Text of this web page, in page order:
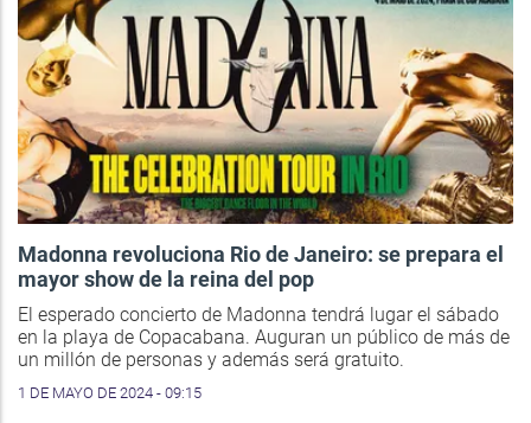
Madonna revoluciona Rio de Janeiro: se prepara el
mayor show de la reina del pop
El esperado concierto de Madonna tendrá lugar el sábado
en la playa de Copacabana. Auguran un público de más de
un millón de personas y además será gratuito.
1 DE MAYO DE 2024 - 09:15